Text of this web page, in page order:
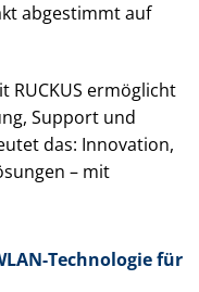
abgestimmt auf
RUCKUS ermöglicht
Support und
das: Innovation,
– mit
Technologie für